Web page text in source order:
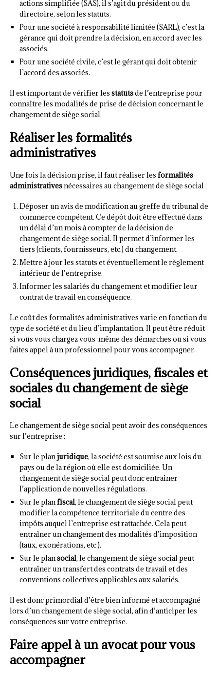
actions simplifiée (SAS), il s’agit du président ou du
directoire, selon les statuts.
Pour une société à responsabilité limitée (SARL), c’est la
gérance qui doit prendre la décision, en accord avec les
associés.
Pour une société civile, c’est le gérant qui doit obtenir
l’accord des associés.
Il est important de vérifier les statutsde l’entreprise pour
connaître les modalités de prise de décision concernant le
changement de siège social.
Réaliser les formalités
administratives
Une fois la décision prise, il faut réaliser les formalités
administrativesnécessaires au changement de siège social :
Déposer un avis de modification au greffe du tribunal de
commerce compétent. Ce dépôt doit être effectué dans
un délai d’un mois à compter de la décision de
changement de siège social. Il permet d’informer les
tiers (clients, fournisseurs, etc.) du changement.
Mettre à jour les statuts et éventuellement le règlement
intérieur de l’entreprise.
Informer les salariés du changement et modifier leur
contrat de travail en conséquence.
Le coût des formalités administratives varie en fonction du
type de société et du lieu d’implantation. Il peut être réduit
si vous vous chargez vous-même des démarches ou si vous
faites appel à un professionnel pour vous accompagner.
Conséquences juridiques, fiscales et
sociales du changement de siège
social
Le changement de siège social peut avoir des conséquences
sur l’entreprise :
Sur le planjuridique, la société est soumise aux lois du
pays ou de la région où elle est domiciliée. Un
changement de siège social peut donc entraîner
l’application de nouvelles régulations.
Sur le planfiscal, le changement de siège social peut
modifier la compétence territoriale du centre des
impôts auquel l’entreprise est rattachée. Cela peut
entraîner un changement des modalités d’imposition
(taux, exonérations, etc.).
Sur le plansocial, le changement de siège social peut
entraîner un transfert des contrats de travail et des
conventions collectives applicables aux salariés.
Il est donc primordial d’être bien informé et accompagné
lors d’un changement de siège social, afin d’anticiper les
conséquences sur votre entreprise.
Faire appel à un avocat pour vous
accompagner